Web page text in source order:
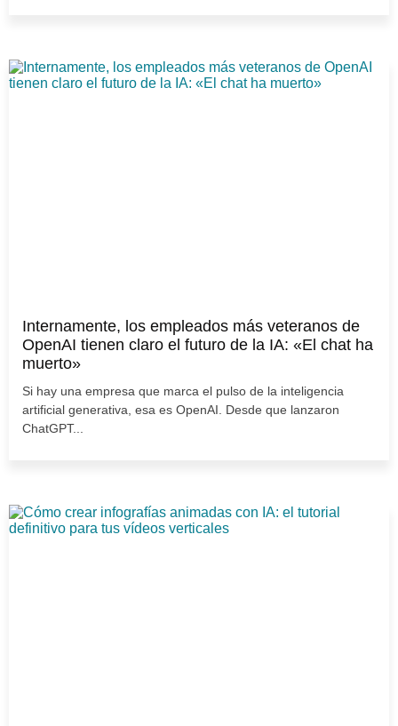
Internamente, los empleados más veteranos de
OpenAI tienen claro el futuro de la IA: «El chat ha
muerto»
Si hay una empresa que marca el pulso de la inteligencia
artificial generativa, esa es OpenAI. Desde que lanzaron
ChatGPT...